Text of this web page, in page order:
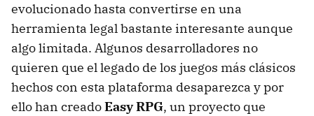
evolucionado hasta convertirse en una
herramienta legal bastante interesante aunque
algo limitada. Algunos desarrolladores no
quieren que el legado de los juegos más clásicos
hechos con esta plataforma desaparezca y por
ello han creadoEasy RPG, un proyecto que